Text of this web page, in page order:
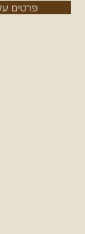
פרטים